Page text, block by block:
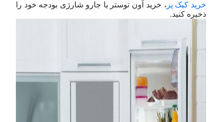
خرید کیک پز ، خرید آون توستر یا جارو شارژی بودجه خود را
ذخیره کنید.